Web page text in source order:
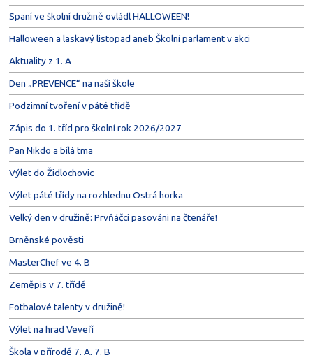
Spaní ve školní družině ovládl HALLOWEEN!
Halloween a laskavý listopad aneb Školní parlament v akci
Aktuality z 1. A
Den „PREVENCE“ na naší škole
Podzimní tvoření v páté třídě
Zápis do 1. tříd pro školní rok 2026/2027
Pan Nikdo a bílá tma
Výlet do Židlochovic
Výlet páté třídy na rozhlednu Ostrá horka
Velký den v družině: Prvňáčci pasováni na čtenáře!
Brněnské pověsti
MasterChef ve 4. B
Zeměpis v 7. třídě
Fotbalové talenty v družině!
Výlet na hrad Veveří
Škola v přírodě 7. A, 7. B